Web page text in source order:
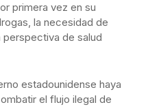
primera vez en su
la necesidad de
de salud
estadounidense haya
el flujo ilegal de